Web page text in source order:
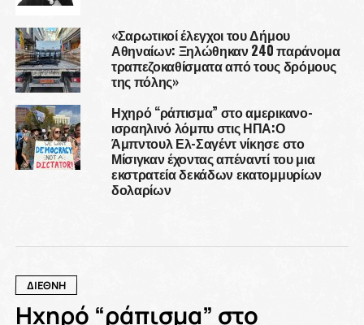
«Σαρωτικοί έλεγχοι του Δήμου
Αθηναίων: Ξηλώθηκαν 240 παράνομα
τραπεζοκαθίσματα από τους δρόμους
της πόλης»
Ηχηρό “ράπισμα” στο αμερικανο-
ισραηλινό λόμπυ στις ΗΠΑ:Ο
Άμπντουλ Ελ-Σαγέντ νίκησε στο
Μίσιγκαν έχοντας απέναντί του μια
εκστρατεία δεκάδων εκατομμυρίων
δολαρίων
ΔΙΕΘΝΗ
Ηχηρό “ράπισμα” στο